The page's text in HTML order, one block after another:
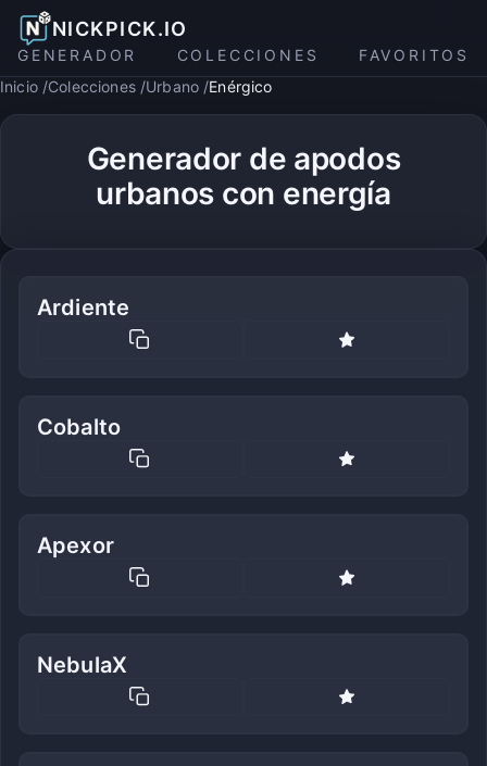
NICKPICK.IO
GENERADOR COLECCIONES
FAVORITOS
Inicio Colecciones Urbano Enérgico
Generador de apodos
urbanos con energía
Ardiente
Cobalto
Apexor
NebulaX